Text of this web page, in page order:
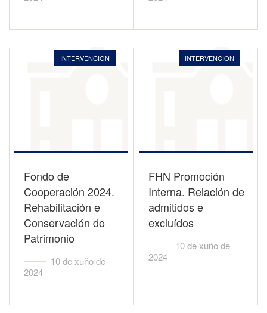
INTERVENCION
Fondo de
Cooperación 2024.
Rehabilitación e
Conservación do
Patrimonio
10 de xuño de
2024
INTERVENCION
FHN Promoción
Interna. Relación de
admitidos e
excluídos
10 de xuño de
2024